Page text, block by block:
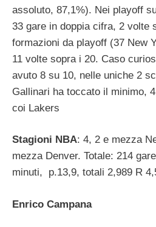
assoluto, 87,1%). Nei playoff
33 gare in doppia cifra, 2 volte
formazioni da playoff (37 New
11 volte sopra i 20. Caso
avuto 8 su 10, nelle uniche 2
Gallinari ha toccato il minimo,
coi Lakers
Stagioni NBA: 4, 2 e mezza
mezza Denver. Totale: 214
minuti, p.13,9, totali 2,989 R
Enrico Campana